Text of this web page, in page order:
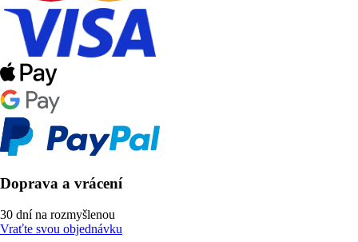
Doprava a vrácení
30 dní na rozmyšlenou
Vraťte svou objednávku